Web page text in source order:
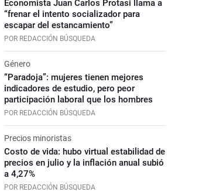
Economista Juan Carlos Protasi llama a
“frenar el intento socializador para
escapar del estancamiento”
POR REDACCIÓN BÚSQUEDA
Género
“Paradoja”: mujeres tienen mejores
indicadores de estudio, pero peor
participación laboral que los hombres
POR REDACCIÓN BÚSQUEDA
Precios minoristas
Costo de vida: hubo virtual estabilidad de
precios en julio y la inflación anual subió
a 4,27%
POR REDACCIÓN BÚSQUEDA